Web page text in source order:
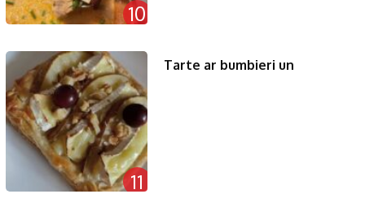
10
11
Tarte ar bumbieri un